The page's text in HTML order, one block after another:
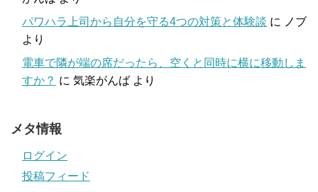
パワハラ上司から自分を守る4つの対策と体験談 に ノブ
より
電車で隣が端の席だったら、空くと同時に横に移動しま
すか？ に 気楽がんば より
メタ情報
ログイン
投稿フィード